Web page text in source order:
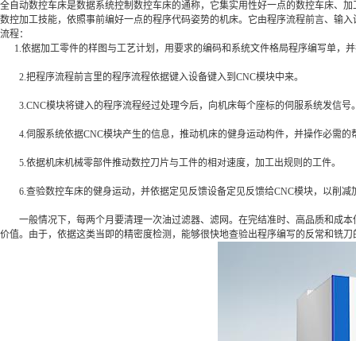
全自动数控车床是数据系统控制数控车床的通称，它集实用性好一点的数控车床、
数控加工技能，依照事前编好一点的程序代码姿势的机床。它由程序流程前言、输
流程：
1.依据加工零件的样图与工艺计划，用要求的编码和系统文件格局程序编写单，
2.把程序流程前言里的程序流程依据键入设备键入到CNC模块中来。
3.CNC模块将键入的程序流程经过处理今后，向机床每个座标的伺服系统发信号
4.伺服系统依据CNC模块产生的信息，推动机床的健身运动构件，并操作必需的
5.依据机床机械零部件推动数控刀片与工件的相对速度，加工出规则的工件。
6.查验数控车床的健身运动，并依据定见反馈设备定见反馈给CNC模块，以削减
一般情况下，每两个月要清理一次油过滤器、滤网。在完结准时、高品质和成本
价值。由于，依据这类当即的精密度检测，能够很快地查验出程序编写的反常和铣